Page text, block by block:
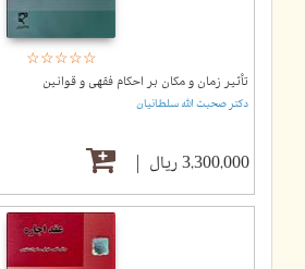
☆☆☆☆☆
★★★★★
تأثیر زمان و مکان بر احکام فقهی و قوانین
دکتر صحبت الله سلطانیان
3,300,000 ریال